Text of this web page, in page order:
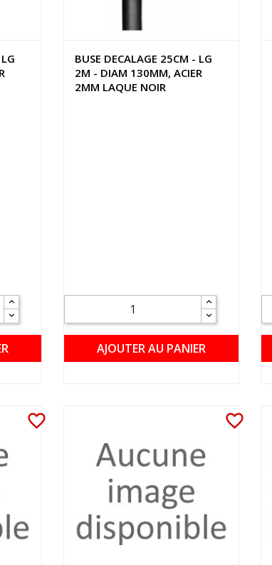
BUSE DECALAGE 25CM - LG
2M - DIAM 130MM, ACIER
2MM LAQUE NOIR
AJOUTER AU PANIER
favorite_border favorite_border